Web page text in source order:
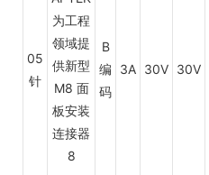
05
针
B
编
码
3A 30V 30V